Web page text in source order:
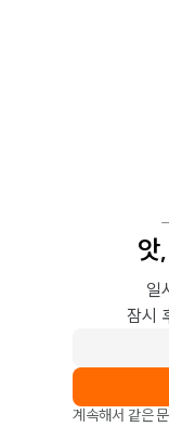
앗
일
잠시
계속해서 같은